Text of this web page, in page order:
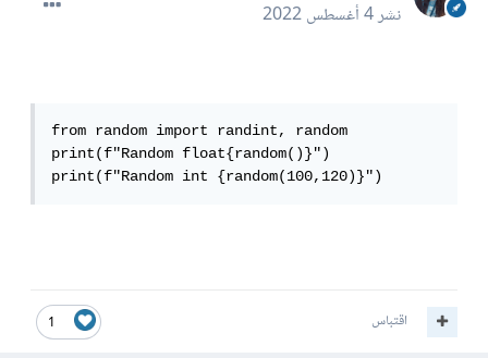
نشر4 أغسطس 2022
from random import randint, random
print(f"Random float{random()}")
print(f"Random int {random(100,120)}")
1 اقتباس